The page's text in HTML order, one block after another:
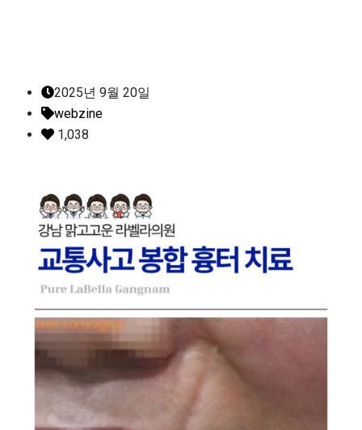
2025년 9월 20일
webzine
1,038